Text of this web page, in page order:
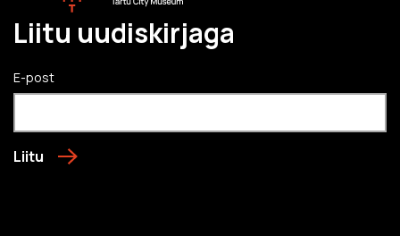
Liitu uudiskirjaga
E-post
Liitu